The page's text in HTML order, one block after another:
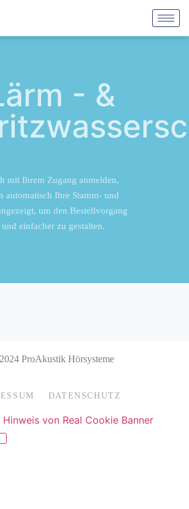
- &
mit Ihrem Zugang anmelden,
automatisch Ihre Stamm- und
um den Bestellvorgang
einfacher zu gestalten.
ProAkustik Hörsysteme
DATENSCHUTZ
von Real Cookie Banner